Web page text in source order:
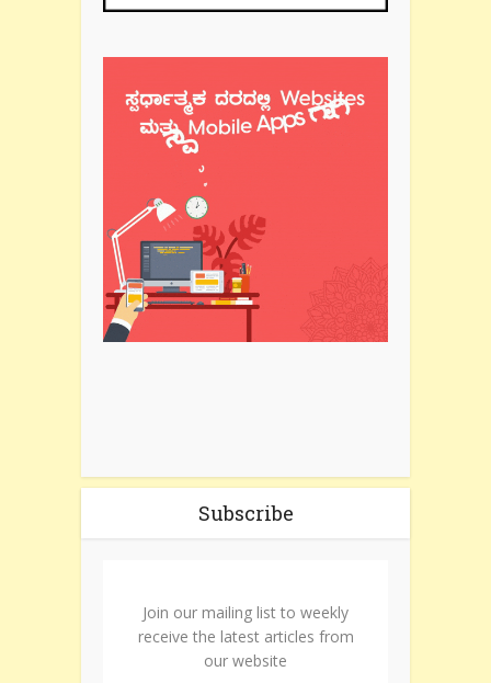
Subscribe
Join our mailing list to weekly
receive the latest articles from
our website